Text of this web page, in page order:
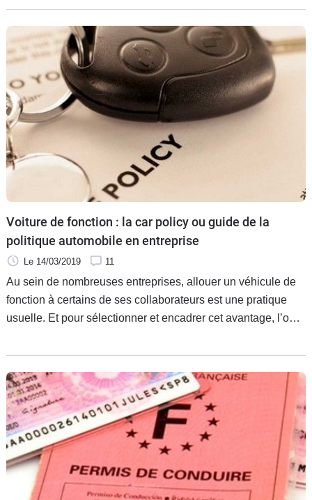
existent pour les deux parties. Explications.
Voiture de fonction : la car policy ou guide de la
politique automobile en entreprise
Le 14/03/2019 11
Au sein de nombreuses entreprises, allouer un véhicule de
fonction à certains de ses collaborateurs est une pratique
usuelle. Et pour sélectionner et encadrer cet avantage, l’outil
essentielle puisqu’elle regroupe tous les critères de
sélection mais aussi les modalités d’utilisation. Explications.